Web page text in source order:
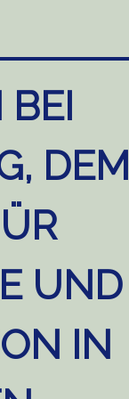
DEM
UND
IN